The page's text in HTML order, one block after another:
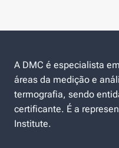
A DMC é especialista
áreas da medição e
termografia, sendo
certificante. É a
Institute.